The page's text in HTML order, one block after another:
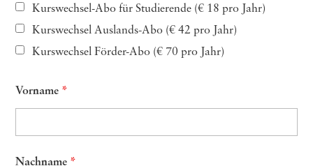
Kurs­wech­sel-Abo für Stu­die­ren­de (€ 18 pro Jahr)
Kurswechsel Aus­lands-Abo (€ 42 pro Jahr)
Kurswechsel För­der-Abo (€ 70 pro Jahr)
Vorname *
Nachname *